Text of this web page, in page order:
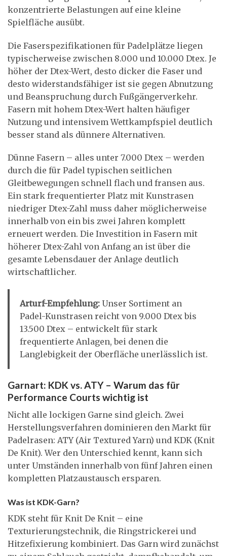
konzentrierte Belastungen auf eine kleine
Spielfläche ausübt.
Die Faserspezifikationen für Padelplätze liegen
typischerweise zwischen 8.000 und 10.000 Dtex. Je
höher der Dtex-Wert, desto dicker die Faser und
desto widerstandsfähiger ist sie gegen Abnutzung
und Beanspruchung durch Fußgängerverkehr.
Fasern mit hohem Dtex-Wert halten häufiger
Nutzung und intensivem Wettkampfspiel deutlich
besser stand als dünnere Alternativen.
Dünne Fasern – alles unter 7.000 Dtex – werden
durch die für Padel typischen seitlichen
Gleitbewegungen schnell flach und fransen aus.
Ein stark frequentierter Platz mit Kunstrasen
niedriger Dtex-Zahl muss daher möglicherweise
innerhalb von ein bis zwei Jahren komplett
erneuert werden. Die Investition in Fasern mit
höherer Dtex-Zahl von Anfang an ist über die
gesamte Lebensdauer der Anlage deutlich
wirtschaftlicher.
Arturf-Empfehlung: Unser Sortiment an
Padel-Kunstrasen reicht von 9.000 Dtex bis
13.500 Dtex – entwickelt für stark
frequentierte Anlagen, bei denen die
Langlebigkeit der Oberfläche unerlässlich ist.
Garnart: KDK vs. ATY – Warum das für
Performance Courts wichtig ist
Nicht alle lockigen Garne sind gleich. Zwei
Herstellungsverfahren dominieren den Markt für
Padelrasen: ATY (Air Textured Yarn) und KDK (Knit
De Knit). Wer den Unterschied kennt, kann sich
unter Umständen innerhalb von fünf Jahren einen
kompletten Platzaustausch ersparen.
Was ist KDK-Garn?
KDK steht für Knit De Knit – eine
Texturierungstechnik, die Ringstrickerei und
Hitzefixierung kombiniert. Das Garn wird zunächst